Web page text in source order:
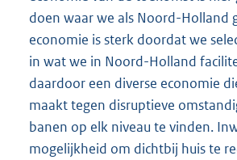
doen waar we als Noord-Holland
economie is sterk doordat we
in wat we in Noord-Holland
daardoor een diverse economie
maakt tegen disruptieve
banen op elk niveau te vinden.
mogelijkheid om dichtbij huis te